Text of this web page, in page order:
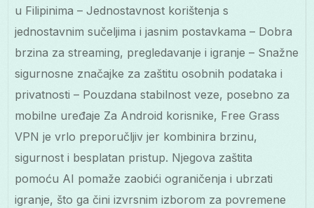
u Filipinima – Jednostavnost korištenja s
jednostavnim sučeljima i jasnim postavkama – Dobra
brzina za streaming, pregledavanje i igranje – Snažne
sigurnosne značajke za zaštitu osobnih podataka i
privatnosti – Pouzdana stabilnost veze, posebno za
mobilne uređaje Za Android korisnike, Free Grass
VPN je vrlo preporučljiv jer kombinira brzinu,
sigurnost i besplatan pristup. Njegova zaštita
pomoću AI pomaže zaobići ograničenja i ubrzati
igranje, što ga čini izvrsnim izborom za povremene